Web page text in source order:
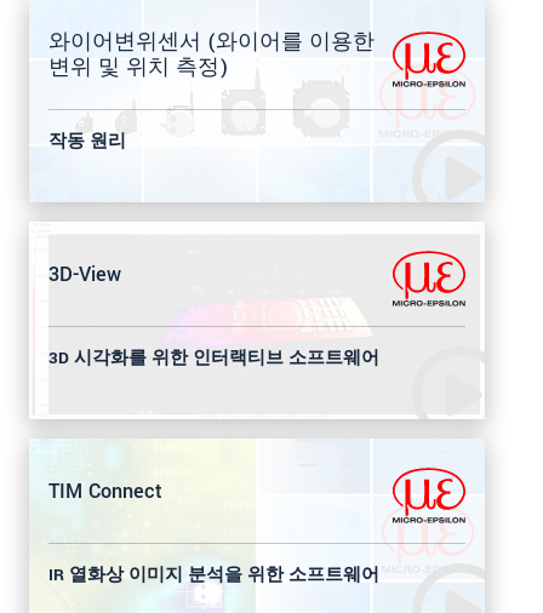
와이어변위센서 (와이어를 이용한
변위 및 위치 측정)
작동 원리
3D-View
3D 시각화를 위한 인터랙티브 소프트웨어
TIM Connect
IR 열화상 이미지 분석을 위한 소프트웨어